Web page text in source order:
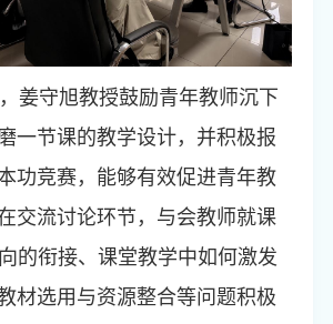
姜守旭教授鼓励青年教师沉下
一节课的教学设计，并积极报
功竞赛，能够有效促进青年教
交流讨论环节，与会教师就课
的衔接、课堂教学中如何激发
材选用与资源整合等问题积极